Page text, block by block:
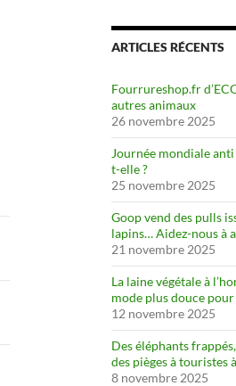
ARTICLES RÉCENTS
Fourrureshop.fr
autres animaux
26 novembre 2025
Journée mondiale
t-elle ?
25 novembre 2025
Goop vend des pulls
lapins… Aidez-nous à
21 novembre 2025
La laine végétale à
mode plus douce
12 novembre 2025
Des éléphants
des pièges à touristes
8 novembre 2025